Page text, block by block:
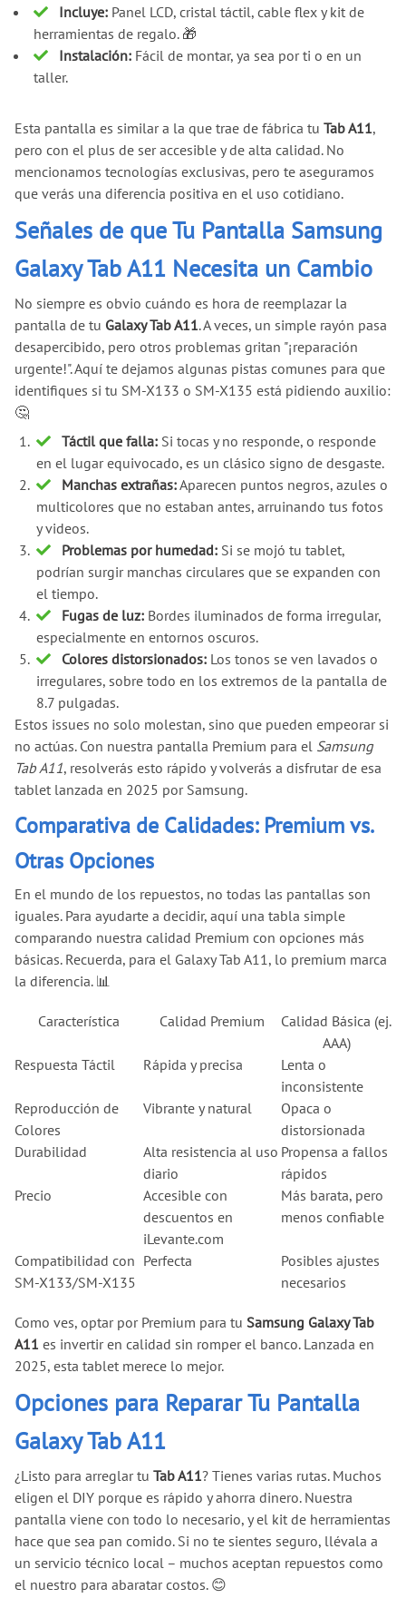
Incluye:Panel LCD, cristal táctil, cable flex y kit de
herramientas de regalo. 🎁
Instalación:Fácil de montar, ya sea por ti o en un
taller.
Esta pantalla es similar a la que trae de fábrica tu Tab A11,
pero con el plus de ser accesible y de alta calidad. No
mencionamos tecnologías exclusivas, pero te aseguramos
que verás una diferencia positiva en el uso cotidiano.
Señales de que Tu Pantalla Samsung
Galaxy Tab A11 Necesita un Cambio
No siempre es obvio cuándo es hora de reemplazar la
pantalla de tu Galaxy Tab A11. A veces, un simple rayón pasa
desapercibido, pero otros problemas gritan "¡reparación
urgente!". Aquí te dejamos algunas pistas comunes para que
identifiques si tu SM-X133 o SM-X135 está pidiendo auxilio:
🤔
Táctil que falla: Si tocas y no responde, o responde
en el lugar equivocado, es un clásico signo de desgaste.
Manchas extrañas:Aparecen puntos negros, azules o
multicolores que no estaban antes, arruinando tus fotos
y videos.
Problemas por humedad: Si se mojó tu tablet,
podrían surgir manchas circulares que se expanden con
el tiempo.
Fugas de luz: Bordes iluminados de forma irregular,
especialmente en entornos oscuros.
Colores distorsionados: Los tonos se ven lavados o
irregulares, sobre todo en los extremos de la pantalla de
8.7 pulgadas.
Estos issues no solo molestan, sino que pueden empeorar si
no actúas. Con nuestra pantalla Premium para el Samsung
Tab A11, resolverás esto rápido y volverás a disfrutar de esa
tablet lanzada en 2025 por Samsung.
Comparativa de Calidades: Premium vs.
Otras Opciones
En el mundo de los repuestos, no todas las pantallas son
iguales. Para ayudarte a decidir, aquí una tabla simple
comparando nuestra calidad Premium con opciones más
básicas. Recuerda, para el Galaxy Tab A11, lo premium marca
la diferencia. 📊
Característica Calidad Premium
Calidad Básica (ej.
AAA)
Respuesta Táctil
Rápida y precisa
Lenta o
inconsistente
Reproducción de
Colores
Vibrante y natural
Opaca o
distorsionada
Durabilidad
Alta resistencia al uso
diario
Propensa a fallos
rápidos
Precio
Accesible con
descuentos en
iLevante.com
Más barata, pero
menos confiable
Compatibilidad con
SM-X133/SM-X135
Perfecta
Posibles ajustes
necesarios
Como ves, optar por Premium para tu Samsung Galaxy Tab
A11 es invertir en calidad sin romper el banco. Lanzada en
2025, esta tablet merece lo mejor.
Opciones para Reparar Tu Pantalla
Galaxy Tab A11
¿Listo para arreglar tu Tab A11? Tienes varias rutas. Muchos
eligen el DIY porque es rápido y ahorra dinero. Nuestra
pantalla viene con todo lo necesario, y el kit de herramientas
hace que sea pan comido. Si no te sientes seguro, llévala a
un servicio técnico local – muchos aceptan repuestos como
el nuestro para abaratar costos. 😊